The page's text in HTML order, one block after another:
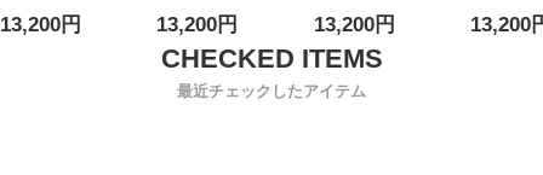
ト 38-50インチ 濃
色ブルー USED加
13,200円
ト 38-50インチ イ
ンディゴブルー
E50313-1000 スト
レッチ EDWIN エ
ドウイン 大きいサ
13,200円
ト 38-50インチ ブ
ラックデニム
E50313-1001 スト
レッチ EDWIN エ
ドウイン 大きいサ
13,200円
38-50イ
ディゴブ
13,200
最近チェックしたアイテム